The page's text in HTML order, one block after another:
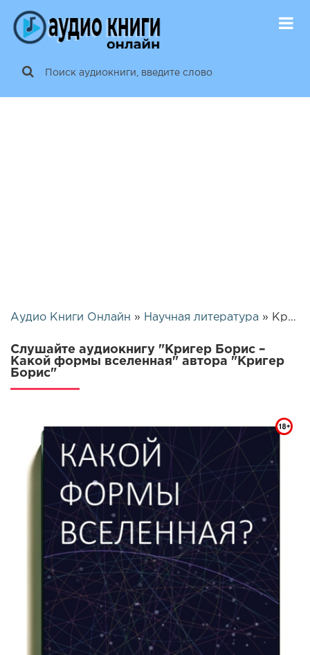
Аудио Книги Онлайн » Научная литература » Кригер Борис – Какой формы вселенная | 26520
Слушайте аудиокнигу "Кригер Борис –
Какой формы вселенная" автора "Кригер
Борис"